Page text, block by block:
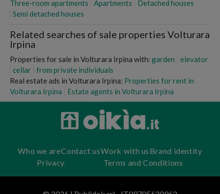
Three-room apartments Apartments
Detached houses
Semi detached houses
Related searches of sale properties Volturara
Irpina
Properties for sale in Volturara Irpina with: garden
elevator
cellar
from private individuals
Real estate ads in Volturara Irpina: Properties for rent in
Volturara Irpina
Estate agents in Volturara Irpina
Who we areContact usWork with us Brand identity
Privacy
Terms and Conditions